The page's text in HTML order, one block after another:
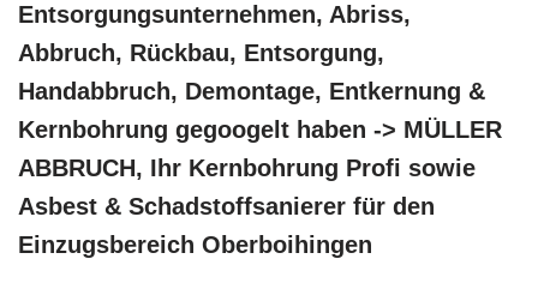
Entsorgungsunternehmen, Abriss,
Abbruch, Rückbau, Entsorgung,
Handabbruch, Demontage, Entkernung &
Kernbohrung gegoogelt haben -> MÜLLER
ABBRUCH, Ihr Kernbohrung Profi sowie
Asbest & Schadstoffsanierer für den
Einzugsbereich Oberboihingen